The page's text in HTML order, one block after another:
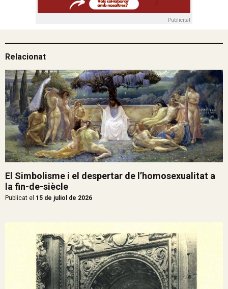
Publicitat
Relacionat
El Simbolisme i el despertar de l’homosexualitat a
la fin-de-siècle
Publicat el 15 de juliol de 2026